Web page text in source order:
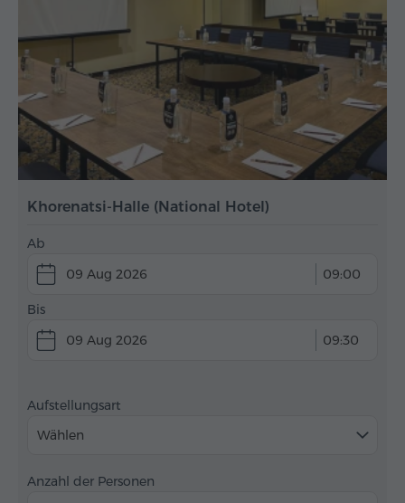
Khorenatsi-Halle (National Hotel)
Ab
09 Aug 2026
09:00
Bis
09 Aug 2026
09:30
Aufstellungsart
Wählen
Anzahl der Personen